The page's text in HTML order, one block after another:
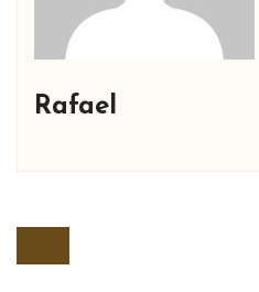
Rafael